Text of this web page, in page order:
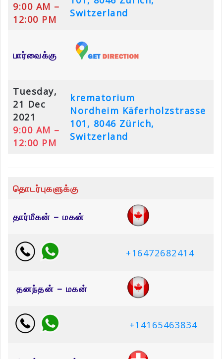
9:00 AM –
12:00 PM
Switzerland
பார்வைக்கு
Tuesday,
21 Dec
2021
9:00 AM –
12:00 PM
krematorium
Nordheim Käferholzstrasse
101, 8046 Zürich,
Switzerland
தொடர்புகளுக்கு
தார்மீகன் – மகன்
+16472682414
தனந்தன் – மகன்
+14165463834